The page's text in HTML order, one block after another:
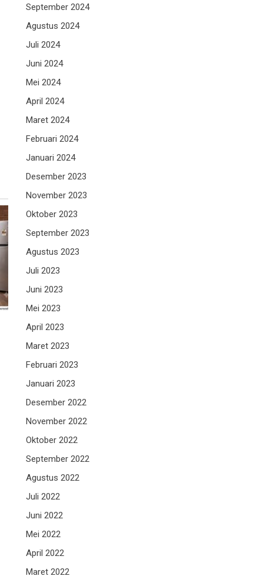
September 2024
Agustus 2024
Juli 2024
Juni 2024
Mei 2024
April 2024
Maret 2024
Februari 2024
Januari 2024
Desember 2023
November 2023
Oktober 2023
September 2023
Agustus 2023
Juli 2023
Juni 2023
Mei 2023
April 2023
Maret 2023
Februari 2023
Januari 2023
Desember 2022
November 2022
Oktober 2022
September 2022
Agustus 2022
Juli 2022
Juni 2022
Mei 2022
April 2022
Maret 2022